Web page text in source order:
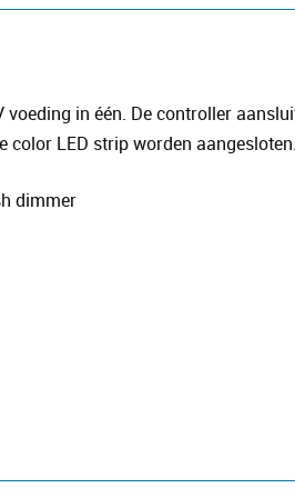
in één. De controller
color LED strip worden aangesloten.
dimmer